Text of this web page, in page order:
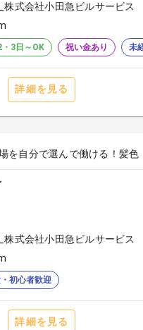
株式会社小田急ビルサービス
・3日～OK 祝い金あり 未
詳細を見る
を自分で選んで働ける！髪
株式会社小田急ビルサービス
初心者歓迎
詳細を見る